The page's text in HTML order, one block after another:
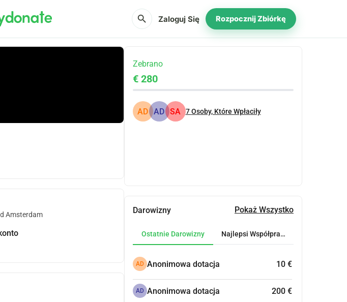
search Zaloguj Się Rozpocznij Zbiórkę
Amsterdam
Zebrano
€ 280
AD AD SA 7Osoby, Które Wpłaciły
Darowizny Pokaż Wszystko
Ostatnie Darowizny Najlepsi Współpracownicy
AD Anonimowa dotacja 10 €
AD Anonimowa dotacja 200 €